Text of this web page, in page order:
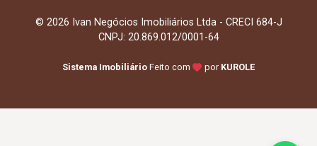
© 2026 Ivan Negócios Imobiliários Ltda - CRECI 684-J
CNPJ: 20.869.012/0001-64
Sistema Imobiliário Feito com por KUROLE